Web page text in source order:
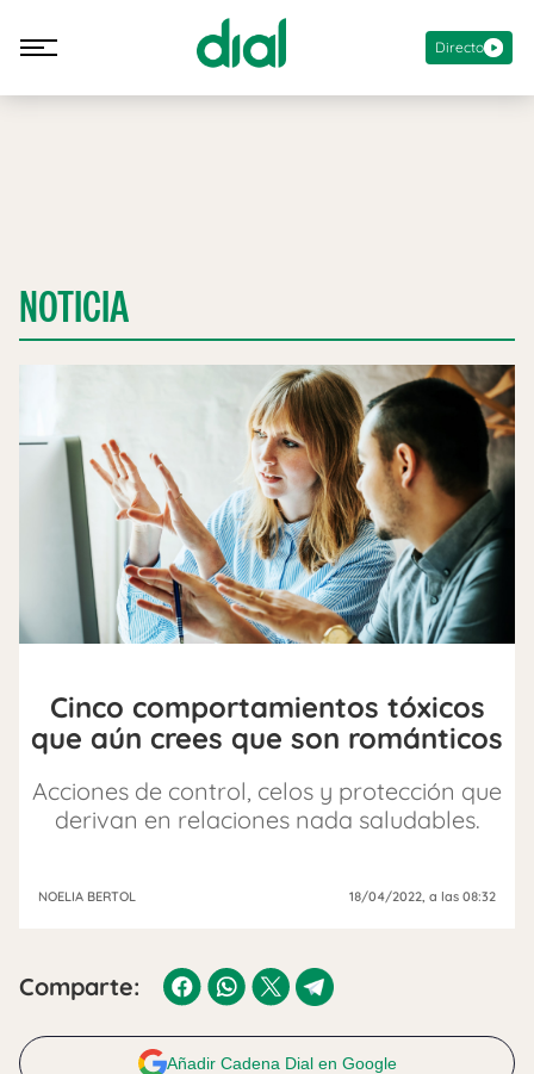
Directo
NOTICIA
Cinco comportamientos tóxicos
que aún crees que son románticos
Acciones de control, celos y protección que
derivan en relaciones nada saludables.
NOELIA BERTOL 18/04/2022, a las 08:32
Comparte:
Añadir Cadena Dial en Google